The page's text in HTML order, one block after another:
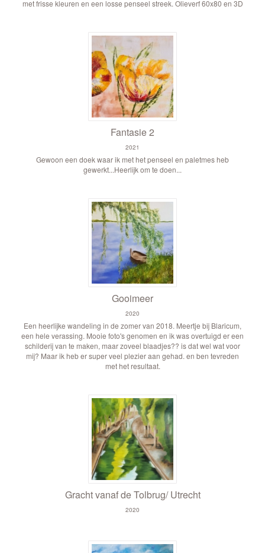
met frisse kleuren en een losse penseel streek. Olieverf 60x80 en 3D
Fantasie 2
2021
Gewoon een doek waar ik met het penseel en paletmes heb
gewerkt...Heerlijk om te doen...
Gooimeer
2020
Een heerlijke wandeling in de zomer van 2018. Meertje bij Blaricum,
een hele verassing. Mooie foto's genomen en ik was overtuigd er een
schilderij van te maken, maar zoveel blaadjes?? is dat wel wat voor
mij? Maar ik heb er super veel plezier aan gehad. en ben tevreden
met het resultaat.
Gracht vanaf de Tolbrug/ Utrecht
2020